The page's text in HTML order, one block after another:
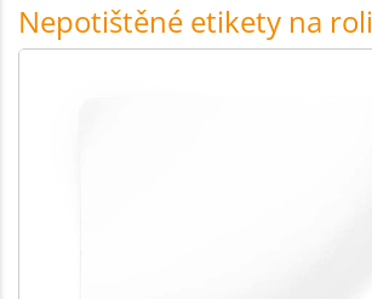
Nepotištěné etikety na roli